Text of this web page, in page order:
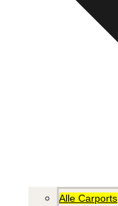
Alle Carports